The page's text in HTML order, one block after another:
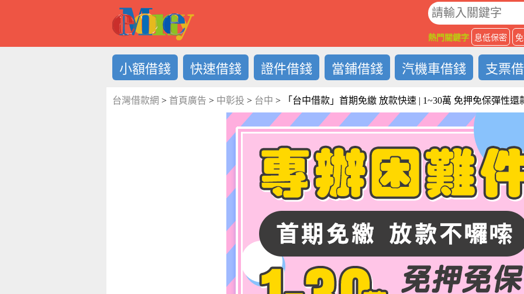
熱門關鍵字 息低保密
小額借錢 快速借錢 證件借錢 當鋪借錢 汽機車借錢 支票
台灣借款網 > 首頁廣告 > 中彰投 > 台中 > 「台中借款」首期免繳 放款快速 | 1~30萬 免押免保彈性還